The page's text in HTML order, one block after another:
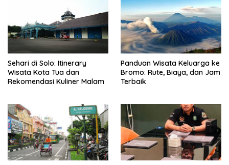
Sehari di Solo: Itinerary
Wisata Kota Tua dan
Rekomendasi Kuliner Malam
Panduan Wisata Keluarga ke
Bromo: Rute, Biaya, dan Jam
Terbaik